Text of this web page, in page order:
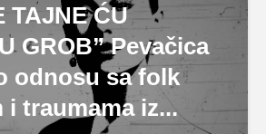
TAJNE ĆU
GROB” Pevačica
odnosu sa folk
i traumama iz...